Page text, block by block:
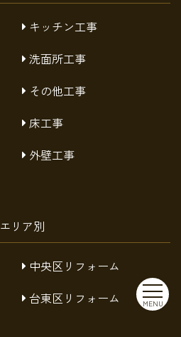
MENU
キッチン工事
洗面所工事
その他工事
床工事
外壁工事
エリア別
中央区リフォーム
台東区リフォーム